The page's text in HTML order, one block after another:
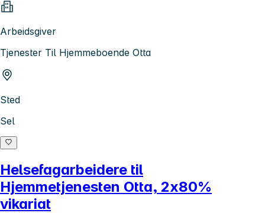
Arbeidsgiver
Tjenester Til Hjemmeboende Otta
Sted
Sel
Helsefagarbeidere til
Hjemmetjenesten Otta, 2x80%
vikariat